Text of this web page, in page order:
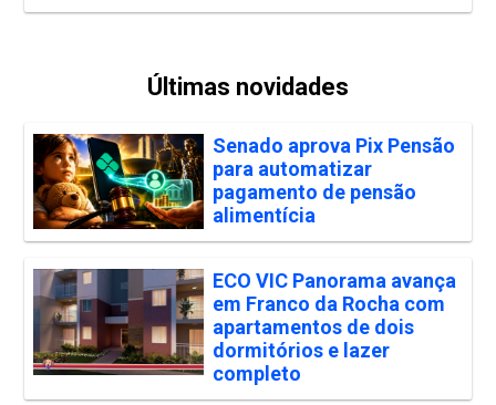
Últimas novidades
Senado aprova Pix Pensão
para automatizar
pagamento de pensão
alimentícia
ECO VIC Panorama avança
em Franco da Rocha com
apartamentos de dois
dormitórios e lazer
completo